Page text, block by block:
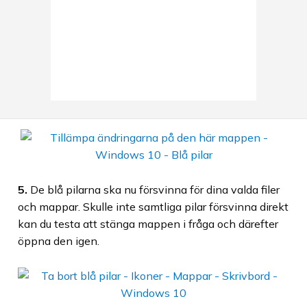
5. De blå pilarna ska nu försvinna för dina valda filer
och mappar. Skulle inte samtliga pilar försvinna direkt
kan du testa att stänga mappen i fråga och därefter
öppna den igen.